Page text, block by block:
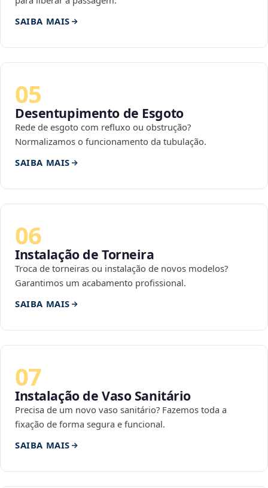
SAIBA MAIS
05
Desentupimento de Esgoto
Rede de esgoto com refluxo ou obstrução?
Normalizamos o funcionamento da tubulação.
SAIBA MAIS
06
Instalação de Torneira
Troca de torneiras ou instalação de novos modelos?
Garantimos um acabamento profissional.
SAIBA MAIS
07
Instalação de Vaso Sanitário
Precisa de um novo vaso sanitário? Fazemos toda a
fixação de forma segura e funcional.
SAIBA MAIS